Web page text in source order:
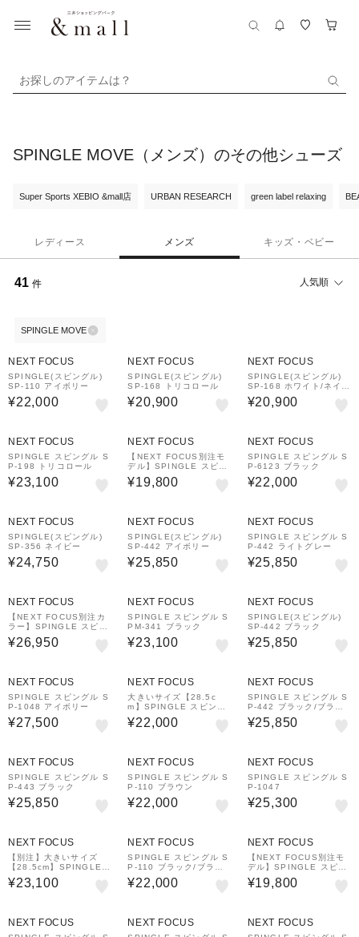
お探しのアイテムは？
SPINGLE MOVE（メンズ）のその他シューズ
Super Sports XEBIO &mall店 URBAN RESEARCH green label relaxing
レディース メンズ キッズ・ベビー
41 件 人気順
SPINGLE MOVE
NEXT FOCUS
SPINGLE(スピングル)
SP-110 アイボリー
¥22,000
NEXT FOCUS
SPINGLE(スピングル)
SP-168 トリコロール
¥20,900
NEXT FOCUS
SPINGLE(スピングル)
SP-168 ホワイト/ネイビ
ー
¥20,900
NEXT FOCUS
SPINGLE スピングル S
P-198 トリコロール
¥23,100
NEXT FOCUS
【NEXT FOCUS別注モ
デル】SPINGLE スピン
グル SP-167YY
¥19,800
NEXT FOCUS
SPINGLE スピングル S
P-6123 ブラック
¥22,000
NEXT FOCUS
SPINGLE(スピングル)
SP-356 ネイビー
¥24,750
NEXT FOCUS
SPINGLE(スピングル)
SP-442 アイボリー
¥25,850
NEXT FOCUS
SPINGLE スピングル S
P-442 ライトグレー
¥25,850
NEXT FOCUS
【NEXT FOCUS別注カ
ラー】SPINGLE スピン
グル SP-442YOU
¥26,950
NEXT FOCUS
SPINGLE スピングル S
PM-341 ブラック
¥23,100
NEXT FOCUS
SPINGLE(スピングル)
SP-442 ブラック
¥25,850
NEXT FOCUS
SPINGLE スピングル S
P-1048 アイボリー
¥27,500
NEXT FOCUS
大きいサイズ【28.5c
m】SPINGLE スピング
ル SP-120 ブラック/グ
レー
¥22,000
NEXT FOCUS
SPINGLE スピングル S
P-442 ブラック/ブラッ
ク
¥25,850
NEXT FOCUS
SPINGLE スピングル S
P-443 ブラック
¥25,850
NEXT FOCUS
SPINGLE スピングル S
P-110 ブラウン
¥22,000
NEXT FOCUS
SPINGLE スピングル S
P-1047
¥25,300
NEXT FOCUS
【別注】大きいサイズ
【28.5cm】SPINGLE
スピングル SPM-110-2
0th グレージュ
¥23,100
NEXT FOCUS
SPINGLE スピングル S
P-110 ブラック/ブラッ
ク
¥22,000
NEXT FOCUS
【NEXT FOCUS別注モ
デル】SPINGLE スピン
グル SP-167YY
¥19,800
NEXT FOCUS NEXT FOCUS NEXT FOCUS